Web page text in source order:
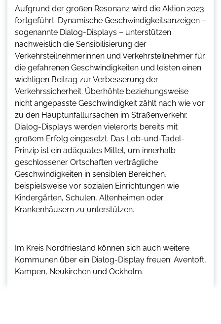
Aufgrund der großen Resonanz wird die Aktion 2023
fortgeführt. Dynamische Geschwindigkeitsanzeigen –
sogenannte Dialog-Displays – unterstützen
nachweislich die Sensibilisierung der
Verkehrsteilnehmerinnen und Verkehrsteilnehmer für
die gefahrenen Geschwindigkeiten und leisten einen
wichtigen Beitrag zur Verbesserung der
Verkehrssicherheit. Überhöhte beziehungsweise
nicht angepasste Geschwindigkeit zählt nach wie vor
zu den Hauptunfallursachen im Straßenverkehr.
Dialog-Displays werden vielerorts bereits mit
großem Erfolg eingesetzt. Das Lob-und-Tadel-
Prinzip ist ein adäquates Mittel, um innerhalb
geschlossener Ortschaften verträgliche
Geschwindigkeiten in sensiblen Bereichen,
beispielsweise vor sozialen Einrichtungen wie
Kindergärten, Schulen, Altenheimen oder
Krankenhäusern zu unterstützen.
Im Kreis Nordfriesland können sich auch weitere
Kommunen über ein Dialog-Display freuen: Aventoft,
Kampen, Neukirchen und Ockholm.